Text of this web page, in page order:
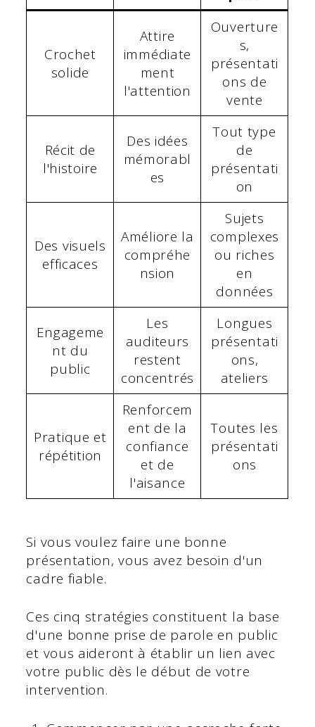
Crochet
solide
Attire
immédiate
ment
l'attention
Ouverture
s,
présentati
ons de
vente
Récit de
l'histoire
Des idées
mémorabl
es
Tout type
de
présentati
on
Des visuels
efficaces
Améliore la
compréhe
nsion
Sujets
complexes
ou riches
en
données
Engageme
nt du
public
Les
auditeurs
restent
concentrés
Longues
présentati
ons,
ateliers
Pratique et
répétition
Renforcem
ent de la
confiance
et de
l'aisance
Toutes les
présentati
ons
Si vous voulez faire une bonne
présentation, vous avez besoin d'un
cadre fiable.
Ces cinq stratégies constituent la base
d'une bonne prise de parole en public
et vous aideront à établir un lien avec
votre public dès le début de votre
intervention.